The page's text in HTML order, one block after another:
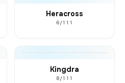
Heracross
6/111
Kingdra
8/111